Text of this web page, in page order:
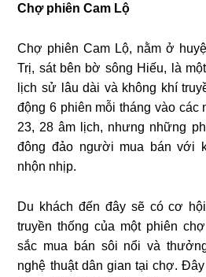
Chợ phiên Cam Lộ
Chợ phiên Cam Lộ, nằm ở
Trị, sát bên bờ sông Hiếu, là
lịch sử lâu dài và không khí
động 6 phiên mỗi tháng vào các
23, 28 âm lịch, nhưng những
đông đảo người mua bán với
nhộn nhịp.
Du khách đến đây sẽ có cơ
truyền thống của một phiên
sắc mua bán sôi nổi và
nghệ thuật dân gian tại chợ.